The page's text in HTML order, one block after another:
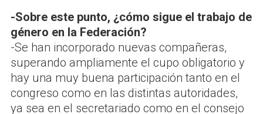
-Sobre este punto, ¿cómo sigue el trabajo de
género en la Federación?
-Se han incorporado nuevas compañeras,
superando ampliamente el cupo obligatorio y
hay una muy buena participación tanto en el
congreso como en las distintas autoridades,
ya sea en el secretariado como en el consejo